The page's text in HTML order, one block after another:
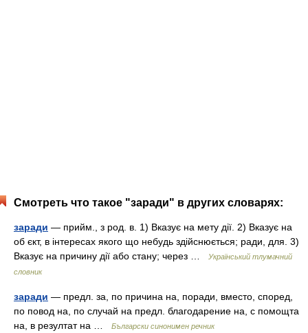
Смотреть что такое "заради" в других словарях:
заради — прийм., з род. в. 1) Вказує на мету дії. 2) Вказує на
об єкт, в інтересах якого що небудь здійснюється; ради, для. 3)
Вказує на причину дії або стану; через …
Український тлумачний
словник
заради — предл. за, по причина на, поради, вместо, според,
по повод на, по случай на предл. благодарение на, с помощта
на, в резултат на …
Български синонимен речник